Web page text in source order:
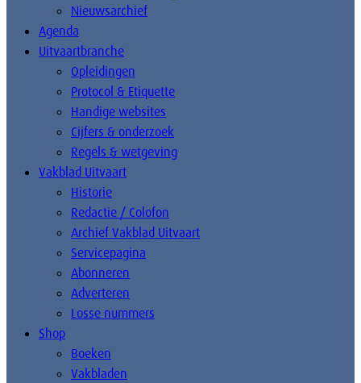
Nieuwsarchief
Agenda
Uitvaartbranche
Opleidingen
Protocol & Etiquette
Handige websites
Cijfers & onderzoek
Regels & wetgeving
Vakblad Uitvaart
Historie
Redactie / Colofon
Archief Vakblad Uitvaart
Servicepagina
Abonneren
Adverteren
Losse nummers
Shop
Boeken
Vakbladen